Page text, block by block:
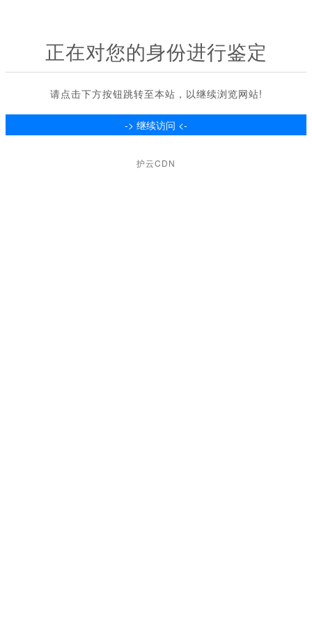
正在对您的身份进行鉴定
请点击下方按钮跳转至本站，以继续浏览网站!
护云CDN